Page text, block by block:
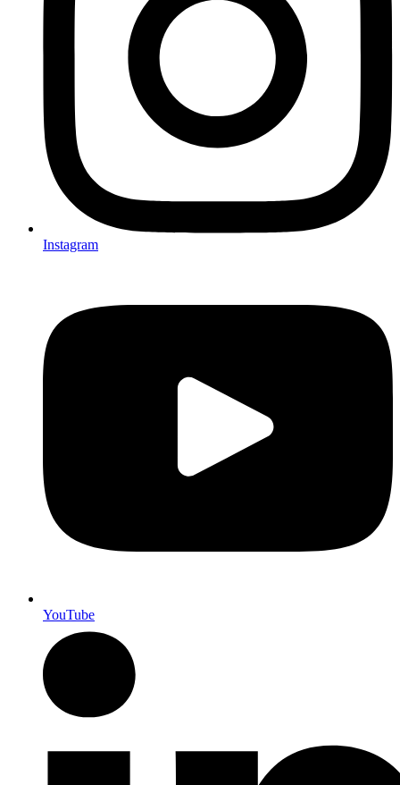
Instagram
YouTube